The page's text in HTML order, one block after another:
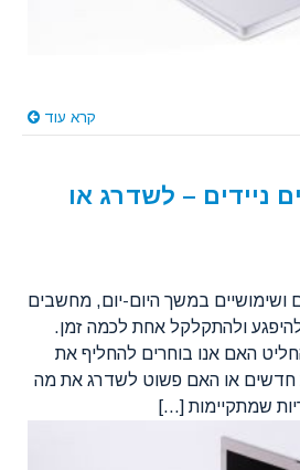
ניידים – לשדרג או
ושימושיים במשך היום-יום, מחשבים
להיפגע ולהתקלקל אחת לכמה זמן.
האם אנו בוחרים להחליף את
חדשים או האם פשוט לשדרג את מה
שמתקיימות [...]